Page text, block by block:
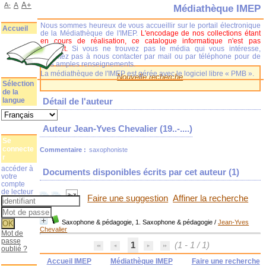
Nouvelle recherche
Détail de l'auteur
Auteur Jean-Yves Chevalier (19..-....)
Commentaire : saxophoniste
Documents disponibles écrits par cet auteur (1)
Faire une suggestion Affiner la recherche
Saxophone & pédagogie, 1. Saxophone & pédagogie /Jean-Yves
Chevalier
1 (1 - 1 / 1)
Accueil IMEP Médiathèque IMEP
Faire une recherche
Médiathèque IMEP
Nous sommes heureux de vous accueillir sur le portail électronique
de la Médiathèque de l'IMEP. L'encodage de nos collections étant
en cours de réalisation, ce catalogue informatique n'est pas
complet.
Si vous ne trouvez pas le média qui vous intéresse,
n'hésitez pas à nous contacter par mail ou par téléphone pour de
plus amples renseignements.
La médiathèque de l'IMEP est gérée avec le logiciel libre « PMB ».
A- A A+
Accueil
Sélection
de la
langue
Se
connecte
r
accéder à
votre
compte
de lecteur
Mot de
passe
oublié ?